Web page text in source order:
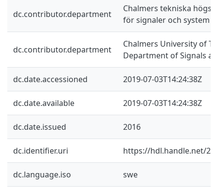
dc.contributor.department
Chalmers tekniska
för signaler och system
dc.contributor.department
Chalmers University of
Department of Signals
dc.date.accessioned 2019-07-03T14:24:38Z
dc.date.available 2019-07-03T14:24:38Z
dc.date.issued 2016
dc.identifier.uri https://hdl.handle.net/
dc.language.iso swe